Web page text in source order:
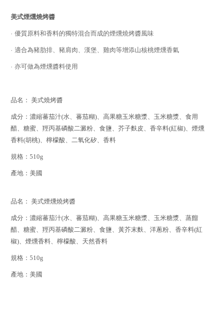
美式煙燻燒烤醬
· 優質原料和香料的獨特混合而成的煙燻燒烤醬風味
· 適合為豬肋排、豬肩肉、漢堡、雞肉等增添山核桃煙燻香氣
· 亦可做為煙燻醬料使用
品名： 美式燒烤醬
成分：濃縮蕃茄汁(水、蕃茄糊)、高果糖玉米糖漿、玉米糖漿、食用
醋、糖蜜、羥丙基磷酸二澱粉、食鹽、芥子麩皮、香辛料(紅椒)、煙燻
香料(胡桃)、檸檬酸、二氧化矽、香料
規格：510g
產地：美國
品名： 美式煙燻燒烤醬
成分：濃縮蕃茄汁(水、蕃茄糊)、高果糖玉米糖漿、玉米糖漿、蒸餾
醋、糖蜜、羥丙基磷酸二澱粉、食鹽、黃芥末麩、洋蔥粉、香辛料(紅
椒)、煙燻香料、 檸檬酸、天然香料
規格：510g
產地：美國